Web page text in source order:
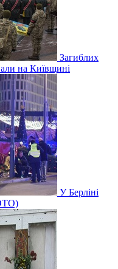
Загиблих
на Київщині
У Берліні